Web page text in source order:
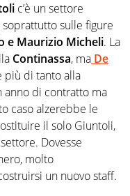
c’è un settore
sulle figure
e Maurizio Micheli. La
Continassa, ma De
più di tanto alla
anno di contratto ma
caso alzerebbe le
il solo Giuntoli,
Dovesse
molto
un nuovo staff.